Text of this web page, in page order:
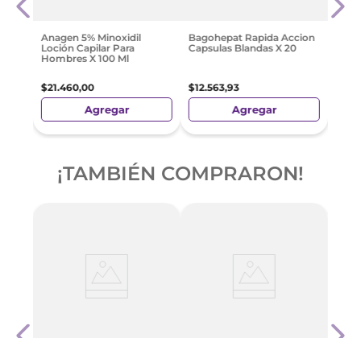
Anagen 5% Minoxidil
Loción Capilar Para
Hombres X 100 Ml
$21.460,00
Agregar
Bagohepat Rapida Accion
Capsulas Blandas X 20
$12.563,93
Agregar
¡TAMBIÉN COMPRARON!